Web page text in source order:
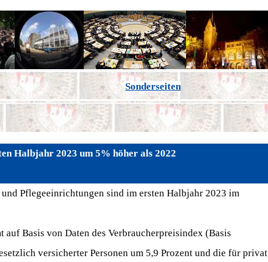
Sonderseiten
Halbjahr 2023 um 5% höher als 2022
Pflegeeinrichtungen sind im ersten Halbjahr 2023 im
Basis von Daten des Verbraucherpreisindex (Basis
versicherter Personen um 5,9 Prozent und die für privat